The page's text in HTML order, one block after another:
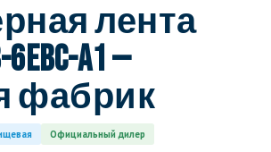
лента
A1 —
фабрик
Официальный дилер